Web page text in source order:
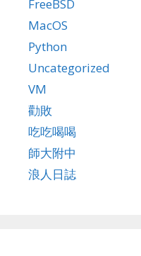
FreeBSD
MacOS
Python
Uncategorized
VM
勸敗
吃吃喝喝
師大附中
浪人日誌